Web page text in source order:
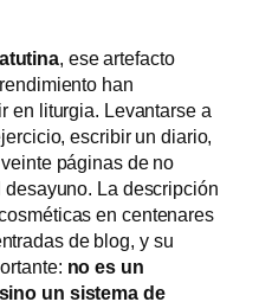
, ese artefacto
han
en liturgia. Levantarse a
escribir un diario,
páginas de no
La descripción
en centenares
de blog, y su
no es un
un sistema de